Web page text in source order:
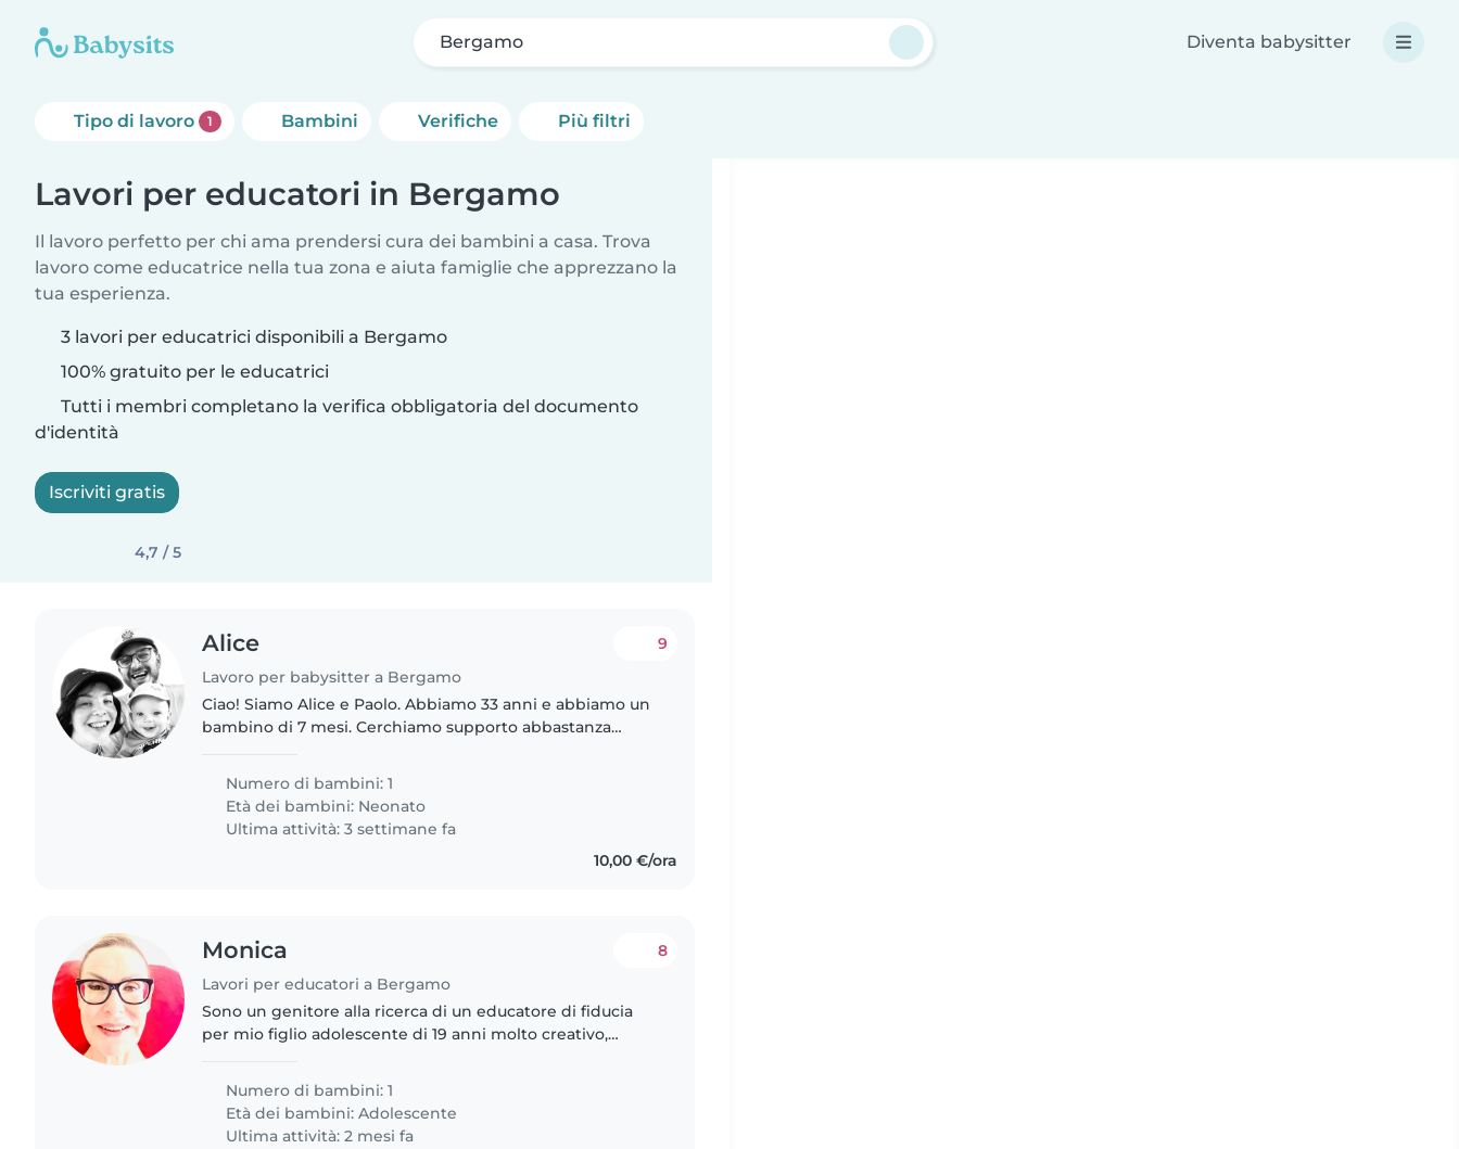
Bergamo Diventa babysitter
Tipo di lavoro 1 Bambini Verifiche Più filtri
Lavori per educatori in Bergamo
Il lavoro perfetto per chi ama prendersi cura dei bambini a casa. Trova
lavoro come educatrice nella tua zona e aiuta famiglie che apprezzano la
tua esperienza.
3 lavori per educatrici disponibili a Bergamo
100% gratuito per le educatrici
Tutti i membri completano la verifica obbligatoria del documento
d'identità
Iscriviti gratis
4,7 / 5
Alice
Lavoro per babysitter a Bergamo
9
Ciao! Siamo Alice e Paolo. Abbiamo 33 anni e abbiamo un
bambino di 7 mesi. Cerchiamo supporto abbastanza
e prima che il piccolo..
Numero di bambini: 1
Età dei bambini: Neonato
Ultima attività: 3 settimane fa
10,00 €/ora
Monica
Lavori per educatori a Bergamo
8
Sono un genitore alla ricerca di un educatore di fiducia
per mio figlio adolescente di 19 anni molto creativo,
Numero di bambini: 1
Età dei bambini:Adolescente
Ultima attività: 2 mesi fa